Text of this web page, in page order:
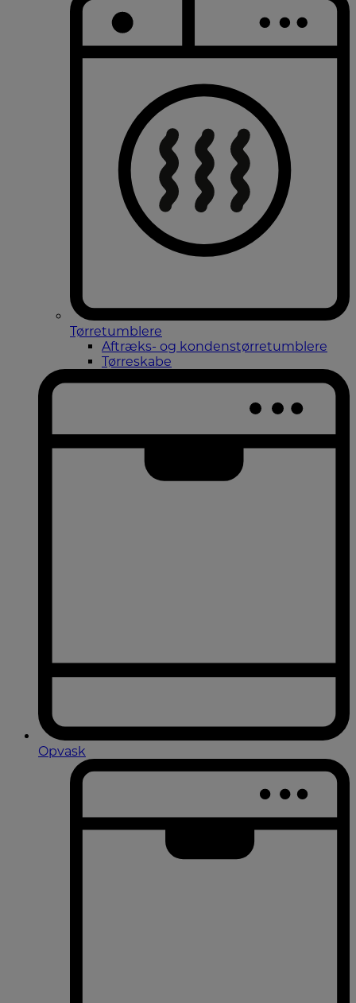
Tørretumblere
Aftræks- og kondenstørretumblere
Tørreskabe
Opvask